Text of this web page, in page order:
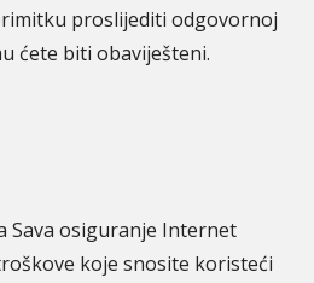
proslijediti odgovornoj
ćete biti obaviješteni.
Sava osiguranje Internet
koje snosite koristeći